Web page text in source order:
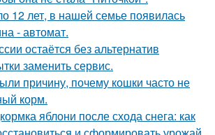
12 лет, в нашей семье появилась
- автомат.
остаётся без альтернатив
заменить сервис.
причину, почему кошки часто не
корм.
яблони после схода снега: как